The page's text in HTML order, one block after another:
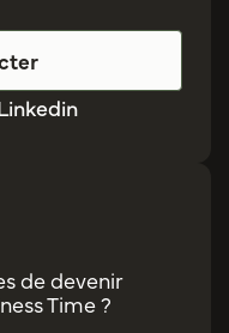
de devenir
Time ?